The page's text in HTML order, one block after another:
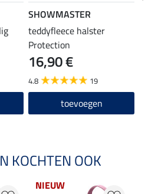
SHOWMASTER
teddyfleece halster
Protection
16,90 €
4.8 19
toevoegen
KOCHTEN OOK
NIEUW